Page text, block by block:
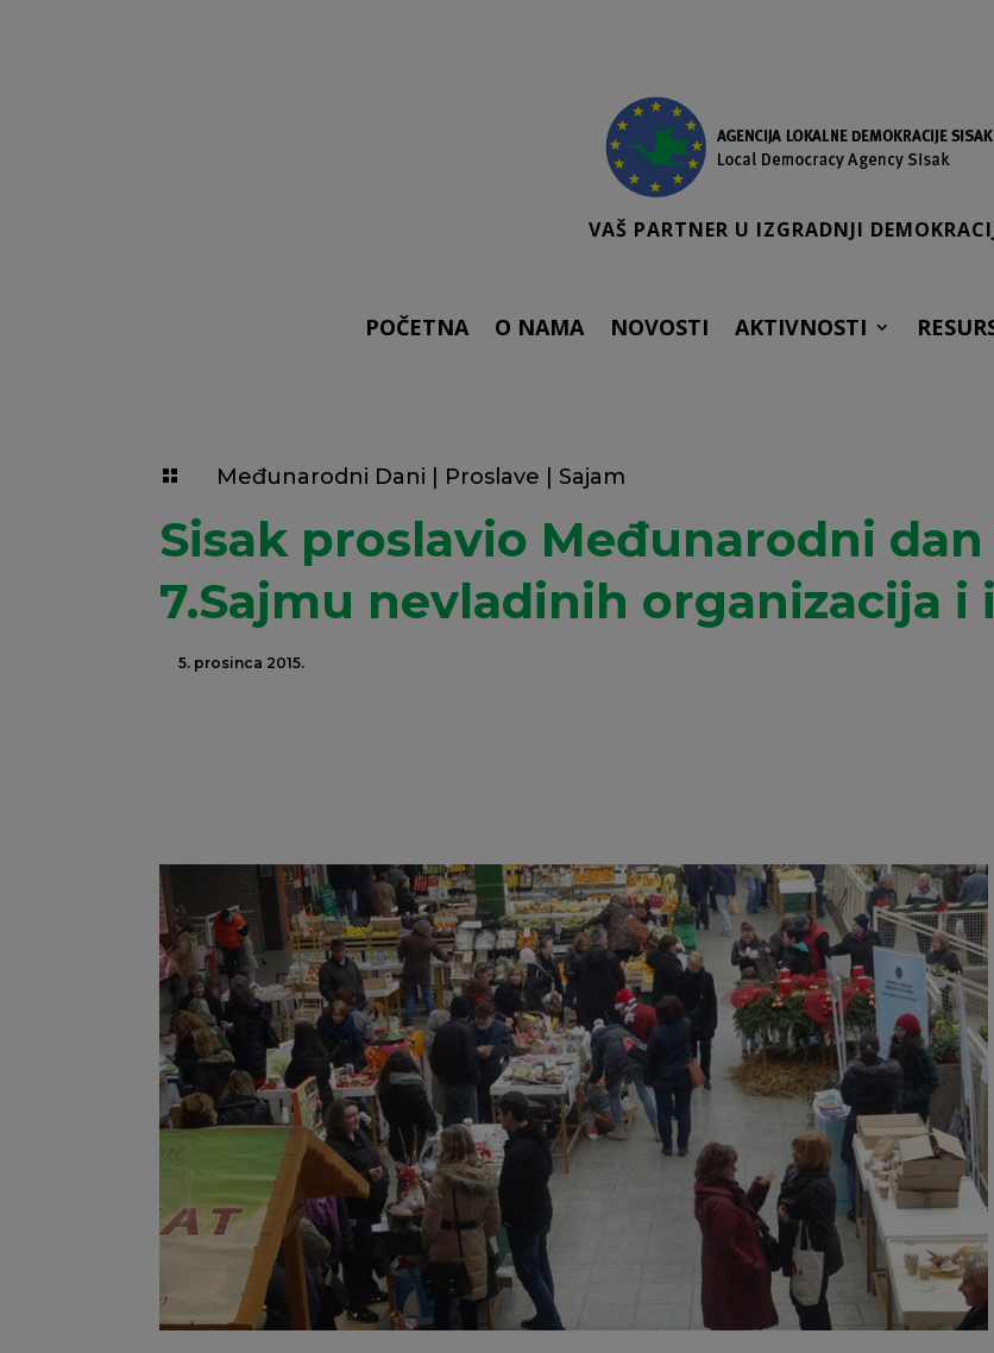
VAŠ PARTNER U IZGRADNJI
POČETNA O NAMA NOVOSTI AKTIVNOSTI
 Međunarodni Dani Proslave Sajam
Sisak proslavio Međunarodni
7.Sajmu nevladinih organizacija
5. prosinca 2015.